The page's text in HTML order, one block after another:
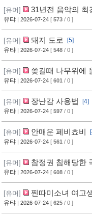
[유머] 31년전 음악의 최
유탸 | 2026-07-24 [ 573 / 0 ]
[유머] 돼지 도로
[5]
유탸 | 2026-07-24 [ 548 / 0 ]
[유머] 쫒길때 나무위에
유탸 | 2026-07-24 [ 601 / 0 ]
[유머] 장난감 사용법
[4]
유탸 | 2026-07-24 [ 597 / 0 ]
[유머] 안매운 페비쵸비
유탸 | 2026-07-24 [ 561 / 0 ]
[유머] 참정권 침해당한
유탸 | 2026-07-24 [ 608 / 0 ]
[유머] 찐따미소녀 여고
유탸 | 2026-07-24 [ 625 / 0 ]